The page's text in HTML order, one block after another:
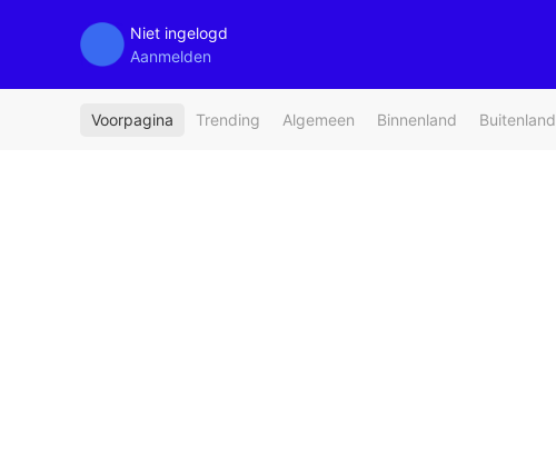
Niet ingelogd
Aanmelden
Voorpagina Trending Algemeen Binnenland Buitenland